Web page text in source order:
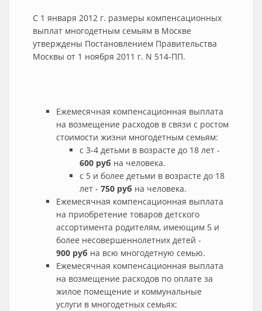
С 1 января 2012 г. размеры компенсационных
выплат многодетным семьям в Москве
утверждены Постановлением Правительства
Москвы от 1 ноября 2011 г. N 514-ПП.
Ежемесячная компенсационная выплата
на возмещение расходов в связи с ростом
стоимости жизни многодетным семьям:
с 3-4 детьми в возрасте до 18 лет -
600 руб на человека.
с 5 и более детьми в возрасте до 18
лет - 750 руб на человека.
Ежемесячная компенсационная выплата
на приобретение товаров детского
ассортимента родителям, имеющим 5 и
более несовершеннолетних детей -
900 руб на всю многодетную семью.
Ежемесячная компенсационная выплата
на возмещение расходов по оплате за
жилое помещение и коммунальные
услуги в многодетных семьях: